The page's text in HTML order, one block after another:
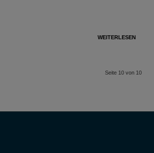
WEITERLESEN
Seite 10 von 10